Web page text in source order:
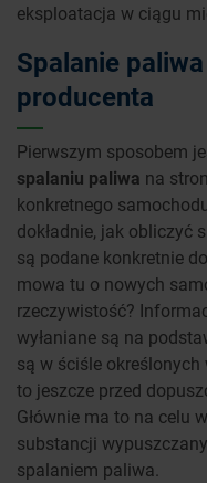
eksploatacja w ciągu
Spalanie
producenta
Pierwszym sposobem
spalaniu paliwa na
konkretnego
dokładnie, jak obliczyć
są podane konkretnie
mowa tu o nowych
rzeczywistość?
wyłaniane są na
są w ściśle
to jeszcze przed
Głównie ma to na celu
substancji
spalaniem paliwa.